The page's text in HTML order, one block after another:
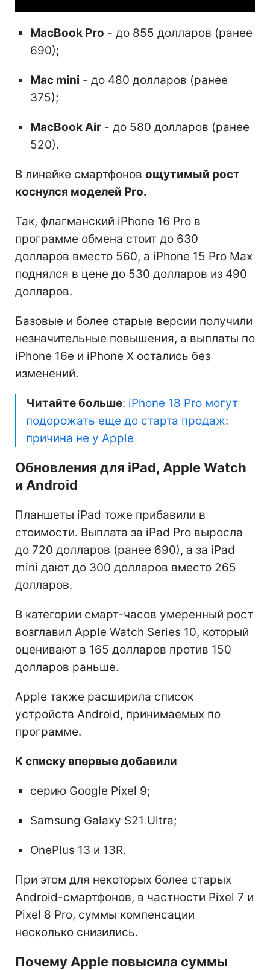
MacBook Pro - до 855 долларов (ранее
690);
Mac mini - до 480 долларов (ранее
375);
MacBook Air - до 580 долларов (ранее
520).
В линейке смартфонов ощутимый рост
коснулся моделей Pro.
Так, флагманский iPhone 16 Pro в
программе обмена стоит до 630
долларов вместо 560, а iPhone 15 Pro Max
поднялся в цене до 530 долларов из 490
долларов.
Базовые и более старые версии получили
незначительные повышения, а выплаты по
iPhone 16e и iPhone X остались без
изменений.
Читайте больше: iPhone 18 Pro могут
подорожать еще до старта продаж:
причина не у Apple
Обновления для iPad, Apple Watch
и Android
Планшеты iPad тоже прибавили в
стоимости. Выплата за iPad Pro выросла
до 720 долларов (ранее 690), а за iPad
mini дают до 300 долларов вместо 265
долларов.
В категории смарт-часов умеренный рост
возглавил Apple Watch Series 10, который
оценивают в 165 долларов против 150
долларов раньше.
Apple также расширила список
устройств Android, принимаемых по
программе.
К списку впервые добавили
серию Google Pixel 9;
Samsung Galaxy S21 Ultra;
OnePlus 13 и 13R.
При этом для некоторых более старых
Android-смартфонов, в частности Pixel 7 и
Pixel 8 Pro, суммы компенсации
несколько снизились.
Почему Apple повысила суммы